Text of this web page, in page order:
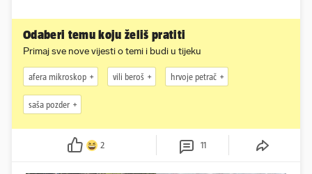
Odaberi temu koju želiš pratiti
Primaj sve nove vijesti o temi i budi u tijeku
afera mikroskop vili beroš hrvoje petrač
saša pozder
2 11